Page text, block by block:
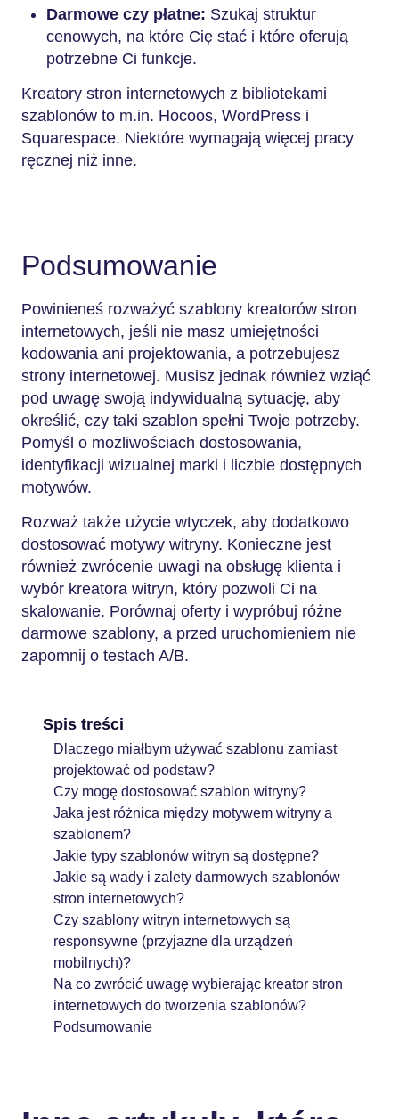
Darmowe czy płatne: Szukaj struktur
cenowych, na które Cię stać i które oferują
potrzebne Ci funkcje.
Kreatory stron internetowych z bibliotekami
szablonów to m.in. Hocoos, WordPress i
Squarespace. Niektóre wymagają więcej pracy
ręcznej niż inne.
Podsumowanie
Powinieneś rozważyć szablony kreatorów stron
internetowych, jeśli nie masz umiejętności
kodowania ani projektowania, a potrzebujesz
strony internetowej. Musisz jednak również wziąć
pod uwagę swoją indywidualną sytuację, aby
określić, czy taki szablon spełni Twoje potrzeby.
Pomyśl o możliwościach dostosowania,
identyfikacji wizualnej marki i liczbie dostępnych
motywów.
Rozważ także użycie wtyczek, aby dodatkowo
dostosować motywy witryny. Konieczne jest
również zwrócenie uwagi na obsługę klienta i
wybór kreatora witryn, który pozwoli Ci na
skalowanie. Porównaj oferty i wypróbuj różne
darmowe szablony, a przed uruchomieniem nie
zapomnij o testach A/B.
Spis treści
Dlaczego miałbym używać szablonu zamiast
projektować od podstaw?
Czy mogę dostosować szablon witryny?
Jaka jest różnica między motywem witryny a
szablonem?
Jakie typy szablonów witryn są dostępne?
Jakie są wady i zalety darmowych szablonów
stron internetowych?
Czy szablony witryn internetowych są
responsywne (przyjazne dla urządzeń
mobilnych)?
Na co zwrócić uwagę wybierając kreator stron
internetowych do tworzenia szablonów?
Podsumowanie